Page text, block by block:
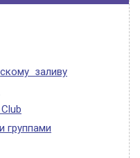
заливу
группами